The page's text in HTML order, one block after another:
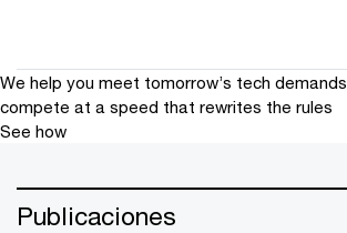
We help you meet tomorrow’s tech demands
compete at a speed that rewrites the rules
See how
Publicaciones